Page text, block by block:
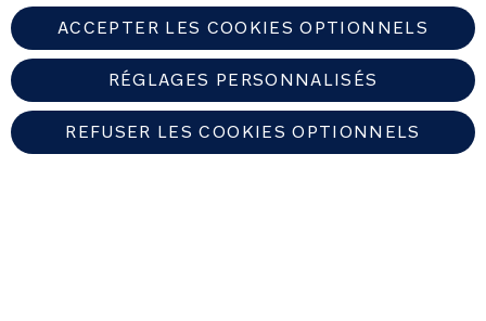
ACCEPTER LES COOKIES OPTIONNELS
RÉGLAGES PERSONNALISÉS
REFUSER LES COOKIES OPTIONNELS